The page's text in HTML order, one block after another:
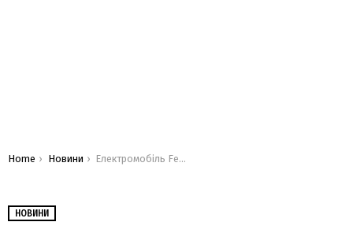
You are here:
Home Новини Електромобіль Ferrari Luce отримав перший тюнинг-кіт
НОВИНИ